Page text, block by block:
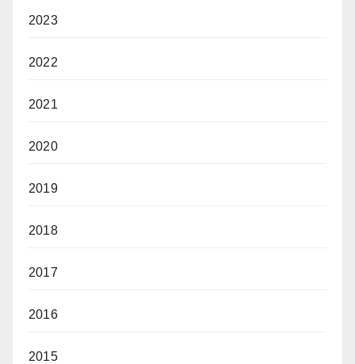
2023
2022
2021
2020
2019
2018
2017
2016
2015